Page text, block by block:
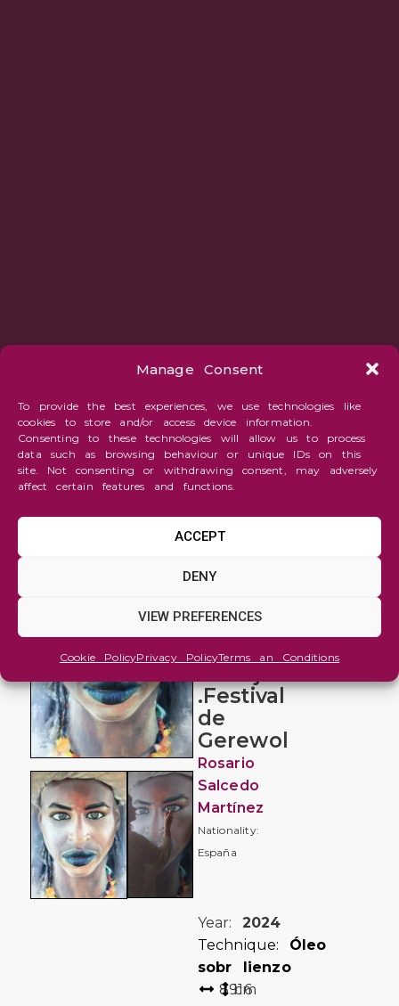
Manage Consent
To provide the best experiences, we use technologies like
cookies to store and/or access device information.
Consenting to these technologies will allow us to process
data such as browsing behaviour or unique IDs on this
site. Not consenting or withdrawing consent, may adversely
affect certain features and functions.
ACCEPT
DENY
VIEW PREFERENCES
Cookie PolicyPrivacy PolicyTerms an Conditions
Figure
Portrait
El
.Festival
de
Gerewol
Rosario
Salcedo
Martínez
Nationality:
España
Year: 2024
Technique: Óleo
sobr lienzo
89116
cm